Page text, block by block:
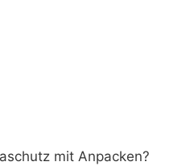
mit Anpacken?